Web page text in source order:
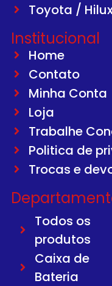
Toyota /
Institucional
Home
Contato
Minha Conta
Loja
Trabalhe
Politica de
Trocas e
Todos os
produtos
Caixa de
Bateria